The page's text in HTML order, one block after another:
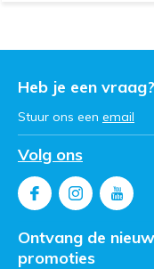
Heb je een vraag?
Stuur ons een email
Volg ons
Ontvang de
promoties